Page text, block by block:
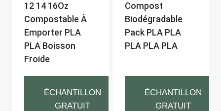
12 14 16Oz
Compostable À
Emporter PLA
PLA Boisson
Froide
ÉCHANTILLON
GRATUIT
Compost
Biodégradable
Pack PLA PLA
PLA PLA PLA
ÉCHANTILLON
GRATUIT